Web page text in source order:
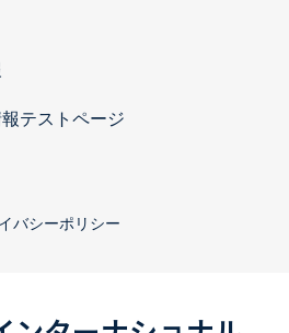
テストページ
バシーポリシー